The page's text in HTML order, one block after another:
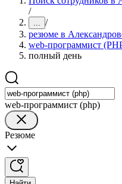
/
... /
резюме в
web-программист
полный день
web-программист (php)
Резюме